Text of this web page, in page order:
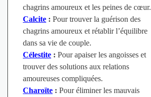
chagrins amoureux et les peines de cœur.
Calcite: Pour trouver la guérison des
chagrins amoureux et rétablir l’équilibre
dans sa vie de couple.
Célestite: Pour apaiser les angoisses et
trouver des solutions aux relations
amoureuses compliquées.
Charoïte: Pour éliminer les mauvais